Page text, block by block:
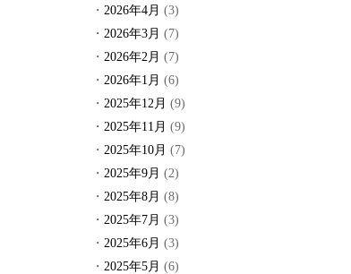
2026年4月 (3)
2026年3月 (7)
2026年2月 (7)
2026年1月 (6)
2025年12月 (9)
2025年11月 (9)
2025年10月 (7)
2025年9月 (2)
2025年8月 (8)
2025年7月 (3)
2025年6月 (3)
2025年5月 (6)